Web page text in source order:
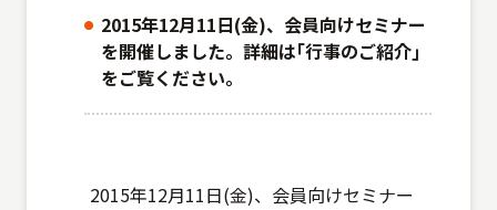
2015年12月11日(金)、会員向けセミナー
を開催しました。詳細は｢行事のご紹介｣
をご覧ください。
2015年12月11日(金)、会員向けセミナー